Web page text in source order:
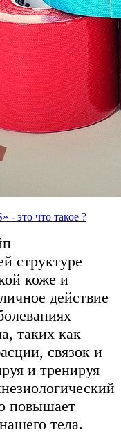
- это что такое ?
структуре
коже и
действие
таких как
связок и
и тренируя
повышает
тела.